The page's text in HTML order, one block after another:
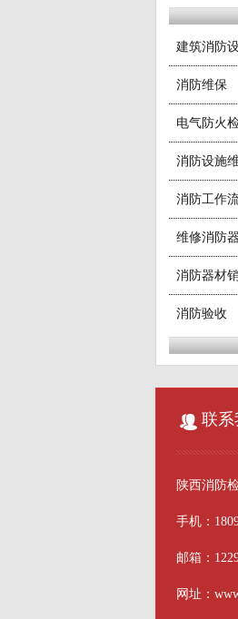
建筑消防
消防维保
电气防火
消防设施
消防工作
维修消防
消防器材
消防验收
消防工程
消防二次
联系
陕西消防
手机：
邮箱：
网址：